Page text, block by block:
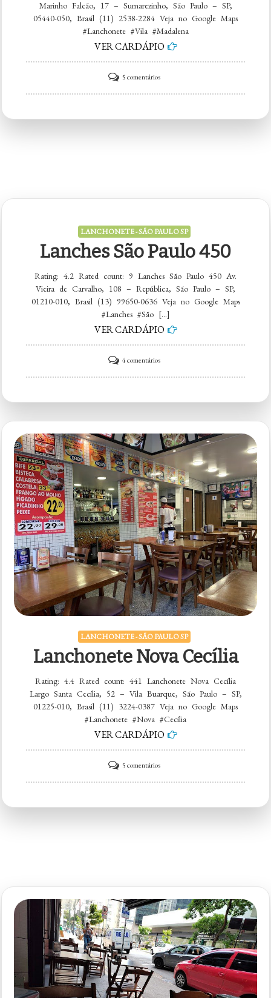
Marinho Falcão, 17 – Sumarezinho, São Paulo – SP,
05440-050, Brasil (11) 2538-2284 Veja no Google Maps
#Lanchonete #Vila #Madalena
VER CARDÁPIO
5 comentáriosem
Lanchonete
LANCHONETE - SÃO PAULO SP
Lanches São Paulo 450
Rating: 4.2 Rated count: 9 Lanches São Paulo 450 Av.
Vieira de Carvalho, 108 – República, São Paulo – SP,
01210-010, Brasil (13) 99650-0636 Veja no Google Maps
#Lanches #São […]
VER CARDÁPIO
4 comentáriosem
Lanches
LANCHONETE - SÃO PAULO SP
Lanchonete Nova Cecília
Rating: 4.4 Rated count: 441 Lanchonete Nova Cecília
Largo Santa Cecília, 52 – Vila Buarque, São Paulo – SP,
01225-010, Brasil (11) 3224-0387 Veja no Google Maps
#Lanchonete #Nova #Cecília
VER CARDÁPIO
5 comentáriosem
Lanchonete